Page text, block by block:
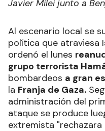
Javier Milei junto a
Al escenario local se
política que atraviesa
ordenó el lunes
grupo terrorista
bombardeos a gran
la Franja de Gaza.
administración del
ataque se produce
extremista